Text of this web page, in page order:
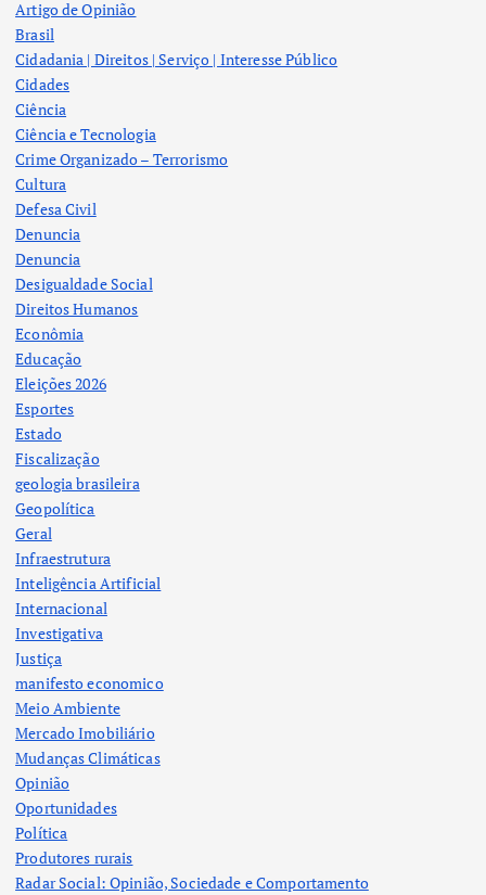
Artigo de Opinião
Brasil
Cidadania | Direitos | Serviço | Interesse Público
Cidades
Ciência
Ciência e Tecnologia
Crime Organizado – Terrorismo
Cultura
Defesa Civil
Denuncia
Denuncia
Desigualdade Social
Direitos Humanos
Econômia
Educação
Eleições 2026
Esportes
Estado
Fiscalização
geologia brasileira
Geopolítica
Geral
Infraestrutura
Inteligência Artificial
Internacional
Investigativa
Justiça
manifesto economico
Meio Ambiente
Mercado Imobiliário
Mudanças Climáticas
Opinião
Oportunidades
Política
Produtores rurais
Radar Social: Opinião, Sociedade e Comportamento